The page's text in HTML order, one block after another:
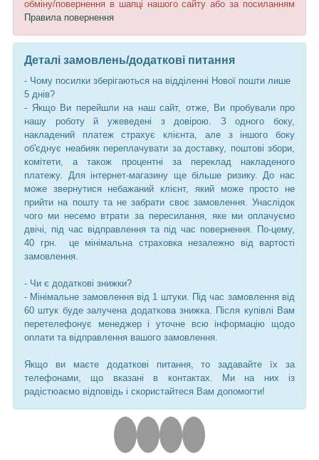
обміну/повернення в шапці нашого сайту або за посиланням
Правила повернення
Деталі замовлень/додаткові питання
- Чому посилки зберігаються на відділенні Нової пошти лише
5 днів?
- Якщо Ви перейшли на наш сайт, отже, Ви пробували про
нашу роботу й ужеведені з довірою. З одного боку,
накладений платеж страхує клієнта, але з іншого боку
об'єднує неабияк переплачувати за доставку, поштові збори,
комітети, а також процентні за переклад накладеного
платежу. Для інтернет-магазину ще більше ризику. До нас
може звернутися небажаний клієнт, який може просто не
прийти на пошту та не забрати своє замовлення. Унаслідок
чого ми несемо втрати за пересилання, яке ми оплачуємо
двічі, під час відправлення та під час повернення. По-цему,
40 грн. це мінімальна страховка незалежно від вартості
замовлення.
- Чи є додаткові знижки?
- Мінімальне замовлення від 1 штуки. Під час замовлення від
60 штук буде залучена додаткова знижка. Після купівлі Вам
перетелефонує менеджер і уточне всю інформацію щодо
оплати та відправлення вашого замовлення.
Якщо ви маєте додаткові питання, то задавайте їх за
телефонами, що вказані в контактах. Ми на них із
радістюаємо відповідь і скористайтеся Вам допомогти!